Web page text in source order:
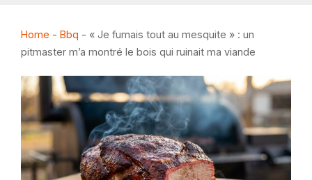
Home - Bbq - « Je fumais tout au mesquite » : un
pitmaster m’a montré le bois qui ruinait ma viande